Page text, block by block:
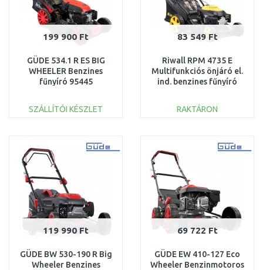
199 900 Ft
GÜDE 534.1 R ES BIG
WHEELER Benzines
fűnyíró 95445
SZÁLLÍTÓI KÉSZLET
Összehasonlítás
83 549 Ft
Riwall RPM 4735 E
Multifunkciós önjáró el.
ind. benzines fűnyíró
SZERVIZELT
RAKTÁRON
Összehasonlítás
119 990 Ft
GÜDE BW 530-190 R Big
Wheeler Benzines
69 722 Ft
GÜDE EW 410-127 Eco
Wheeler Benzinmotoros